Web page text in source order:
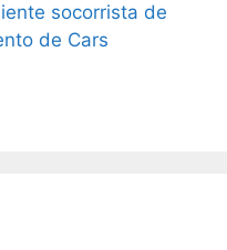
socorrista de
de Cars